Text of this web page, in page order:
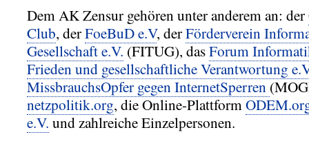
Dem AK Zensur gehören unter anderem an: der
Club, derFoeBuD e.V, derFörderverein
Gesellschaft e.V. (FITUG), dasForum
Frieden und gesellschaftliche Verantwortung
MissbrauchsOpfer gegen InternetSperren
netzpolitik.org, die Online-Plattform
e.V. und zahlreiche Einzelpersonen.